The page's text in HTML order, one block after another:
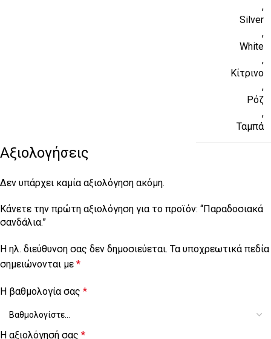
,
Silver
,
White
,
Κίτρινο
,
Ρόζ
,
Ταμπά
Αξιολογήσεις
Δεν υπάρχει καμία αξιολόγηση ακόμη.
Κάνετε την πρώτη αξιολόγηση για το προϊόν: “Παραδοσιακά
σανδάλια.”
Η ηλ. διεύθυνση σας δεν δημοσιεύεται. Τα υποχρεωτικά πεδία
σημειώνονται με *
Η βαθμολογία σας *
Η αξιολόγησή σας *